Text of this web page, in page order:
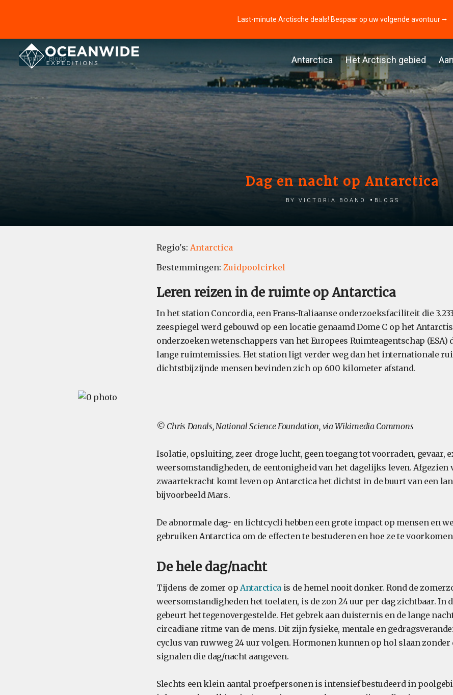
Last-minute Arctische deals! Bespaar op uw volgende avontuur ⭢
Antarctica Het Arctisch gebied
Home Blogs
Dag en nacht op Antarctica
by Victoria Boano Blogs
Regio's: Antarctica
Bestemmingen: Zuidpoolcirkel
Leren reizen in de ruimte op Antarctica
In het station Concordia, een Frans-Italiaanse onderzoeksfaciliteit die
zeespiegel werd gebouwd op een locatie genaamd Dome C op het
onderzoeken wetenschappers van het Europees Ruimteagentschap (ESA)
lange ruimtemissies. Het station ligt verder weg dan het internationale
dichtstbijzijnde mensen bevinden zich op 600 kilometer afstand.
© Chris Danals, National Science Foundation, via Wikimedia Commons
Isolatie, opsluiting, zeer droge lucht, geen toegang tot voorraden, gevaar,
weersomstandigheden, de eentonigheid van het dagelijks leven. Afgezien
zwaartekracht komt leven op Antarctica het dichtst in de buurt van een
bijvoorbeeld Mars.
De abnormale dag- en lichtcycli hebben een grote impact op mensen en
gebruiken Antarctica om de effecten te bestuderen en hoe ze te
De hele dag/nacht
Tijdens de zomer op Antarctica is de hemel nooit donker. Rond de
weersomstandigheden het toelaten, is de zon 24 uur per dag zichtbaar. In
gebeurt het tegenovergestelde. Het gebrek aan duisternis en de lange
circadiane ritme van de mens. Dit zijn fysieke, mentale en
cyclus van ruwweg 24 uur volgen. Hormonen kunnen op hol slaan
signalen die dag/nacht aangeven.
Slechts een klein aantal proefpersonen is intensief bestudeerd in